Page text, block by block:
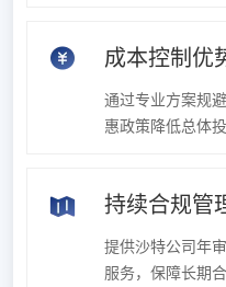
成本控制优
通过专业方案规
惠政策降低总体投
持续合规管
提供沙特公司年
服务，保障长期合